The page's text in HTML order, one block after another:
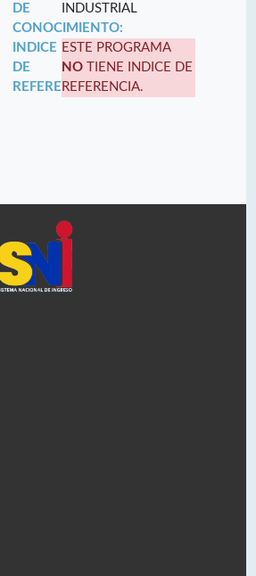
DE
CONOCIMIENTO:
INDUSTRIAL
INDICE
DE
REFERENCIA:
ESTE PROGRAMA
NO TIENE INDICE DE
REFERENCIA.